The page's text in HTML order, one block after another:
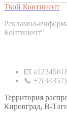
Твой Континент
Рекламно-
Континент"
📧
📞
Территория
Кировград, В-